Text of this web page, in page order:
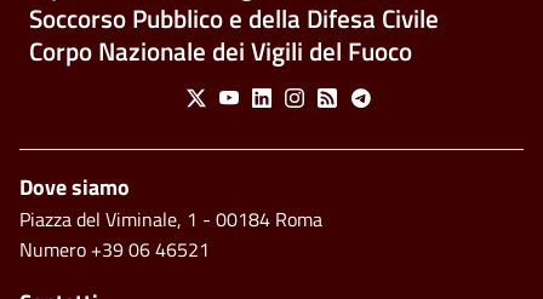
Soccorso Pubblico e della Difesa Civile
Corpo Nazionale dei Vigili del Fuoco
Social Menu
X YoutubeLinkedinInstagram
Feed Telegram
Piè di pagina
Dove siamo
Piazza del Viminale, 1 - 00184 Roma
Numero +39 06 46521